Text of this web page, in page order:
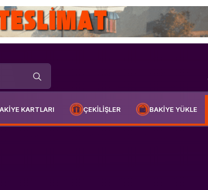
KARTLARI ÇEKİLİŞLER BAKİYE YÜKLE